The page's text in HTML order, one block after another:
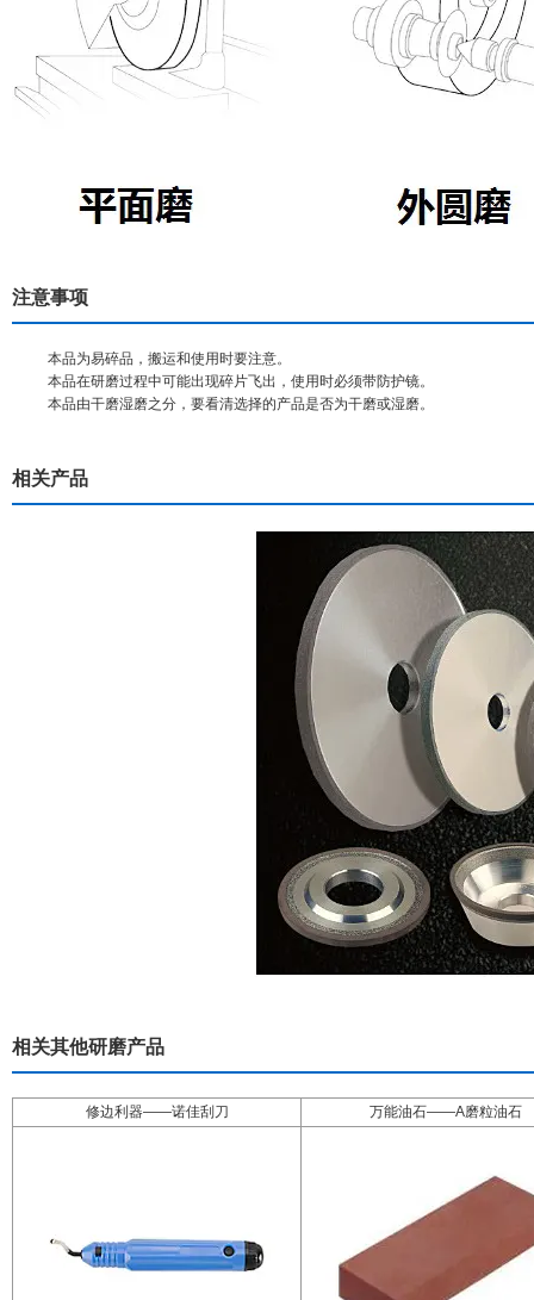
注意事项
本品为易碎品，搬运和使用时要注意。
本品在研磨过程中可能出现碎片飞出，使用时必须带防护镜。
本品由干磨湿磨之分，要看清选择的产品是否为干磨或湿磨。
相关产品
相关其他研磨产品
修边利器——诺佳刮刀 万能油石——A磨粒油石